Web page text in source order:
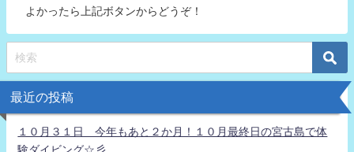
よかったら上記ボタンからどうぞ！
最近の投稿
１０月３１日 今年もあと２か月！１０月最終日の宮古島で体
験ダイビング☆彡